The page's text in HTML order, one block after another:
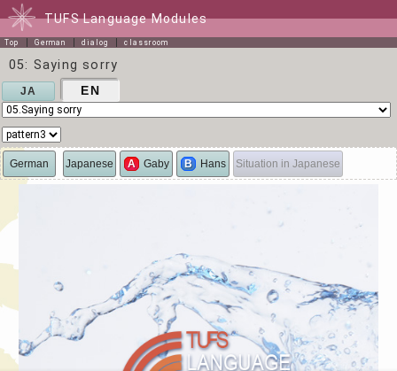
TUFS Language Modules
Top German dialog classroom
05: Saying sorry
JA EN
Situation in Japanese
German Japanese A Gaby B Hans